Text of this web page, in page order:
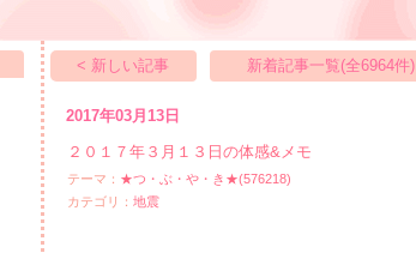
< 新しい記事 新着記事一覧(全6964件)
2017年03月13日
２０１７年３月１３日の体感&メモ
テーマ： ★つ・ぶ・や・き★(576218)
カテゴリ： 地震